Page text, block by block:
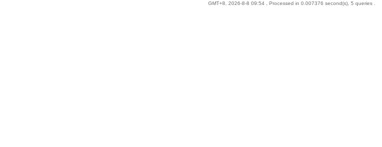
GMT+8, 2026-8-8 09:54, Processed in 0.007376 second(s), 5 queries .